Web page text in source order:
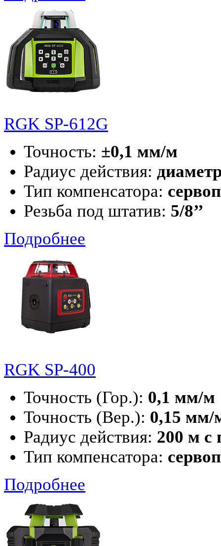
RGK SP-612G
Точность: ±0,1 мм/м
Радиус действия:
Тип компенсатора:
Резьба под штатив: 5/8’’
Подробнее
RGK SP-400
Точность (Гор.): 0,1 мм/м
Точность (Вер.): 0,15 мм/
Радиус действия: 200 м с
Тип компенсатора:
Подробнее